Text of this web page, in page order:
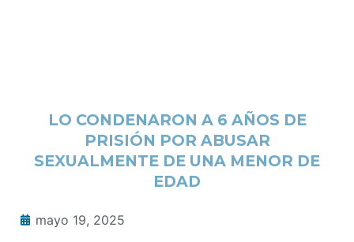
LO CONDENARON A 6 AÑOS DE
PRISIÓN POR ABUSAR
SEXUALMENTE DE UNA MENOR DE
EDAD
mayo 19, 2025